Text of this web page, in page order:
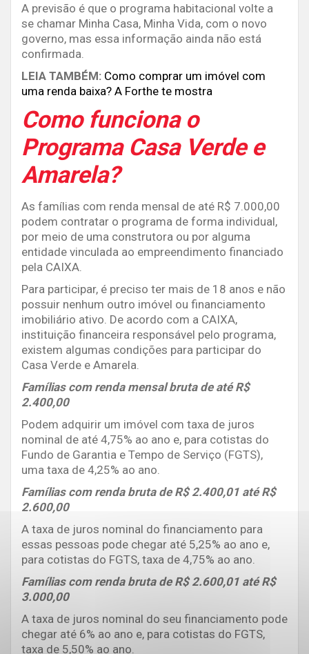
A previsão é que o programa habitacional volte a
se chamar Minha Casa, Minha Vida, com o novo
governo, mas essa informação ainda não está
confirmada.
LEIA TAMBÉM: Como comprar um imóvel com
uma renda baixa? A Forthe te mostra
Como funciona o
Programa Casa Verde e
Amarela?
As famílias com renda mensal de até R$ 7.000,00
podem contratar o programa de forma individual,
por meio de uma construtora ou por alguma
entidade vinculada ao empreendimento financiado
pela CAIXA.
Para participar, é preciso ter mais de 18 anos e não
possuir nenhum outro imóvel ou financiamento
imobiliário ativo. De acordo com a CAIXA,
instituição financeira responsável pelo programa,
existem algumas condições para participar do
Casa Verde e Amarela.
Famílias com renda mensal bruta de até R$
2.400,00
Podem adquirir um imóvel com taxa de juros
nominal de até 4,75% ao ano e, para cotistas do
Fundo de Garantia e Tempo de Serviço (FGTS),
uma taxa de 4,25% ao ano.
Famílias com renda bruta de R$ 2.400,01 até R$
2.600,00
A taxa de juros nominal do financiamento para
essas pessoas pode chegar até 5,25% ao ano e,
para cotistas do FGTS, taxa de 4,75% ao ano.
Famílias com renda bruta de R$ 2.600,01 até R$
3.000,00
A taxa de juros nominal do seu financiamento pode
chegar até 6% ao ano e, para cotistas do FGTS,
taxa de 5,50% ao ano.